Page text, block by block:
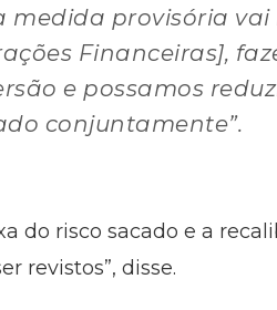
medida provisória
Financeiras],
e possamos
conjuntamente”.
do risco sacado e a
revistos”, disse.